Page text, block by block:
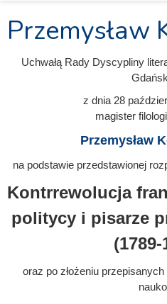
Przemysław
Uchwałą Rady Dyscypliny
z dnia 28
magister
Przemysław
na podstawie przedstawionej
Kontrrewolucja
politycy i pisarze
(1789-
oraz po złożeniu